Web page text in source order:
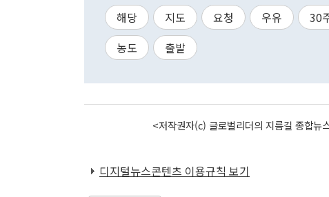
해당
지도 요청 우유 30
농도
출발
<저작권자(c) 글로벌리더의 지름길 종합
디지털뉴스콘텐츠 이용규칙 보기